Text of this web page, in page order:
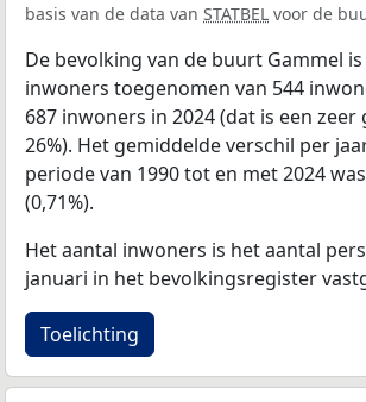
basis van de data van STATBEL voor de
De bevolking van de buurt Gammel
inwoners toegenomen van 544
687 inwoners in 2024 (dat is een
26%). Het gemiddelde verschil per
periode van 1990 tot en met 2024
(0,71%).
Het aantal inwoners is het aantal
januari in het bevolkingsregister
Toelichting